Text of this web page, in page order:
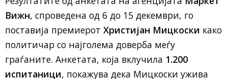
Вижн, спроведена од 6 до 15 декември, го
поставија премиерот Христијан Мицкоски како
политичар со најголема доверба меѓу
граѓаните. Анкетата, која вклучила 1.200
испитаници, покажува дека Мицкоски ужива